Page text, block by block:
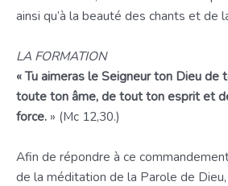
ainsi qu’à la beauté des chants et de
LA FORMATION
« Tu aimeras le Seigneur ton Dieu
toute ton âme, de tout ton esprit et
force. » (Mc 12,30.)
Afin de répondre à ce
de la méditation de la Parole de